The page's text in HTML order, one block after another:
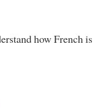
how French is